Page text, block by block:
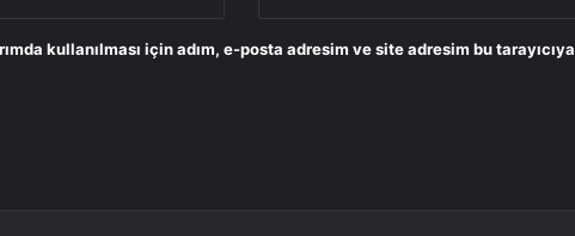
kullanılması için adım, e-posta adresim ve site adresim bu tarayıcıya